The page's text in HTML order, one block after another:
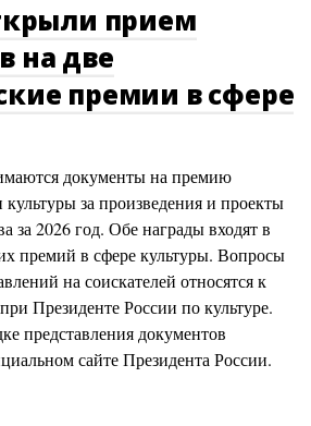
прием
на две
премии в сфере
документы на премию
культуры за произведения и проекты
за 2026 год. Обе награды входят в
премий в сфере культуры. Вопросы
на соискателей относятся к
Президенте России по культуре.
представления документов
сайте Президента России.